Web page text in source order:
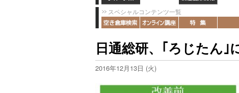
スペシャルコンテンツ一覧
日通総研、｢ろじたん｣
2016年12月13日 (火)